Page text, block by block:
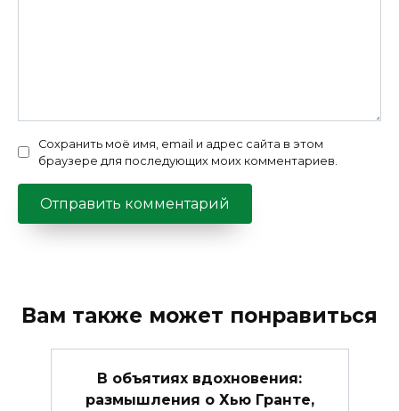
Сохранить моё имя, email и адрес сайта в этом
браузере для последующих моих комментариев.
Вам также может понравиться
В объятиях вдохновения:
размышления о Хью Гранте,